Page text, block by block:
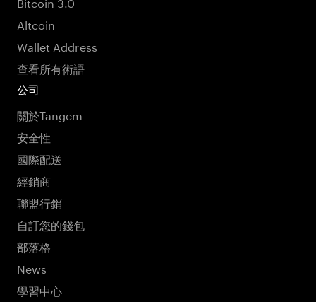
Altcoin
Wallet Address
查看所有術語
公司
關於Tangem
安全性
國際配送
經銷商
聯盟行銷
自訂您的錢包
部落格
News
學習中心